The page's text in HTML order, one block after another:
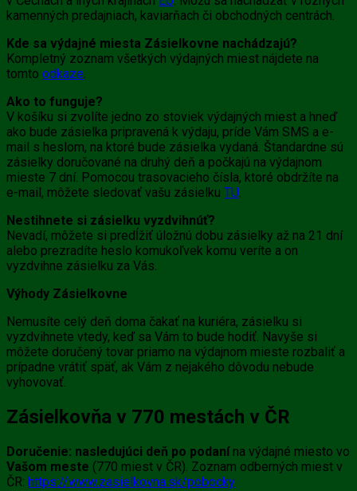
kamenných predajniach, kaviarňach či obchodných centrách.
Kde sa výdajné miesta Zásielkovne nachádzajú?
Kompletný zoznam všetkých výdajných miest nájdete na
tomto odkaze.
Ako to funguje?
V košíku si zvolíte jedno zo stoviek výdajných miest a hneď
ako bude zásielka pripravená k výdaju, príde Vám SMS a e-
mail s heslom, na ktoré bude zásielka vydaná. Štandardne sú
zásielky doručované na druhý deň a počkajú na výdajnom
mieste 7 dní. Pomocou trasovacieho čísla, ktoré obdržíte na
e-mail, môžete sledovať vašu zásielku TU.
Nestihnete si zásielku vyzdvihnúť?
Nevadí, môžete si predĺžiť úložnú dobu zásielky až na 21 dní
alebo prezradíte heslo komukoľvek komu veríte a on
vyzdvihne zásielku za Vás.
Výhody Zásielkovne
Nemusíte celý deň doma čakať na kuriéra, zásielku si
vyzdvihnete vtedy, keď sa Vám to bude hodiť. Navyše si
môžete doručený tovar priamo na výdajnom mieste rozbaliť a
prípadne vrátiť späť, ak Vám z nejakého dôvodu nebude
vyhovovať.
Zásielkovňa v 770 mestách v ČR
Doručenie: nasledujúci deň po podanína výdajné miesto vo
Vašom meste (770 miest v ČR). Zoznam odberných miest v
ČR: https://www.zasielkovna.sk/pobocky